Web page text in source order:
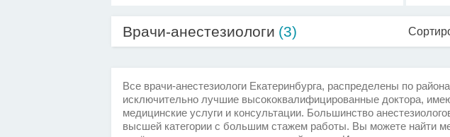
Врачи-анестезиологи (3)
Все врачи-анестезиологи Екатеринбурга, распределены по
исключительно лучшие высококвалифицированные доктора,
медицинские услуги и консультации. Большинство
высшей категории с большим стажем работы. Вы можете найти